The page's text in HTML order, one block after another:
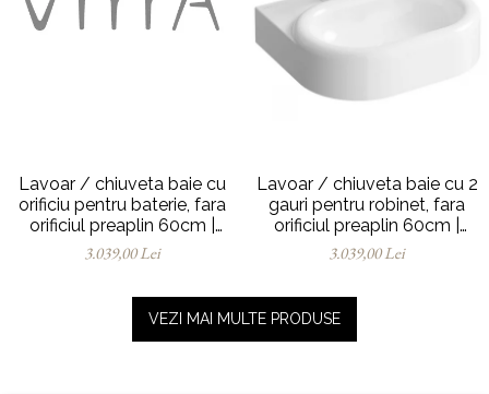
Lavoar / chiuveta baie cu
orificiu pentru baterie, fara
orificiul preaplin 60cm |
7316B403-0041
3.039,00 Lei
Lavoar / chiuveta baie cu 2
gauri pentru robinet, fara
orificiul preaplin 60cm |
7316B403-1739
3.039,00 Lei
VEZI MAI MULTE PRODUSE